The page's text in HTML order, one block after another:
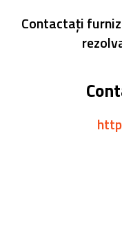
Contactați